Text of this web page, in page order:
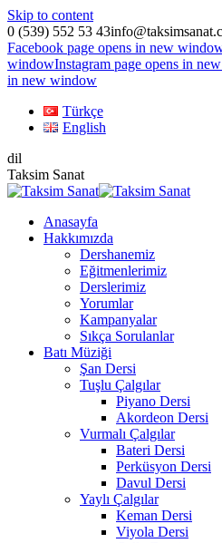
Skip to content
0 (539) 552 53 43
Facebook page opens in new
windowInstagram page opens in
in new window
Türkçe
English
dil
Taksim Sanat
Anasayfa
Hakkımızda
Dershanemiz
Eğitmenlerimiz
Derslerimiz
Yorumlar
Kampanyalar
Sıkça Sorulanlar
Batı Müziği
Şan Dersi
Tuşlu Çalgılar
Piyano Dersi
Akordeon Dersi
Vurmalı Çalgılar
Bateri Dersi
Perküsyon Dersi
Davul Dersi
Yaylı Çalgılar
Keman Dersi
Viyola Dersi